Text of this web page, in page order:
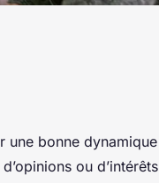
une bonne dynamique
ou d’intérêts